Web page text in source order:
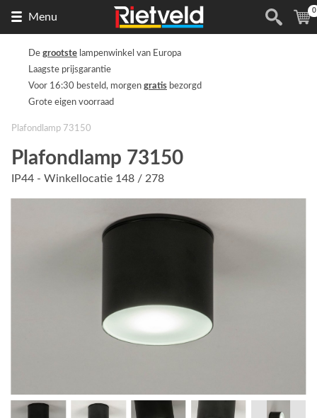
Menu
de
(
0
De grootste lampenwinkel van Europa
Laagste prijsgarantie
Voor 16:30 besteld, morgen gratis bezorgd
Grote eigen voorraad
Plafondlamp 73150
Plafondlamp 73150
IP44 - Winkellocatie 148 / 278